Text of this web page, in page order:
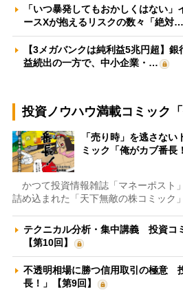
「いつ暴発してもおかしくはない
ースXが抱えるリスクの数々「絶対…
【3メガバンクは純利益5兆円超】
益続出の一方で、中小企業・…
投資ノウハウ満載コミック
「売り時」を逃さな
ミック「俺がカブ番長
かつて投資情報雑誌「マネーポスト
詰め込まれた「天下無敵の株コミック
テクニカル分析・集中講義 投資コ
【第10回】
不透明相場に勝つ信用取引の極意
長！」【第9回】